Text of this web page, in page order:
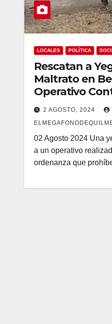
LOCALES POLÍTICA
Rescatan a
Maltrato en
Operativo
Sangre
2 AGOSTO, 2024
02 Agosto 2024 Una
a un operativo
ordenanza que